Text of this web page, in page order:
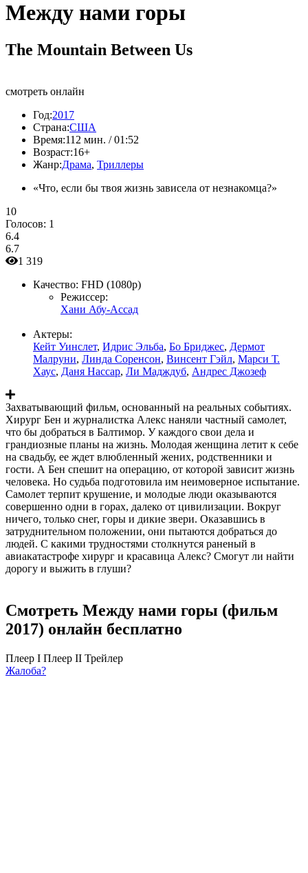
Между нами горы
The Mountain Between Us
смотреть онлайн
Год:2017
Страна:США
Время:112 мин. / 01:52
Возраст:16+
Жанр:Драма, Триллеры
«Что, если бы твоя жизнь зависела от незнакомца?»
10
Голосов: 1
6.4
6.7
1 319
Качество: FHD (1080p)
Режиссер:
Хани Абу-Ассад
Актеры:
Кейт Уинслет, Идрис Эльба, Бо Бриджес, Дермот
Малруни, Линда Соренсон, Винсент Гэйл, Марси Т.
Хаус, Даня Нассар, Ли Мадждуб, Андрес Джозеф
Захватывающий фильм, основанный на реальных событиях.
Хирург Бен и журналистка Алекс наняли частный самолет,
что бы добраться в Балтимор. У каждого свои дела и
грандиозные планы на жизнь. Молодая женщина летит к себе
на свадьбу, ее ждет влюбленный жених, родственники и
гости. А Бен спешит на операцию, от которой зависит жизнь
человека. Но судьба подготовила им неимоверное испытание.
Самолет терпит крушение, и молодые люди оказываются
совершенно одни в горах, далеко от цивилизации. Вокруг
ничего, только снег, горы и дикие звери. Оказавшись в
затруднительном положении, они пытаются добраться до
людей. С какими трудностями столкнутся раненый в
авиакатастрофе хирург и красавица Алекс? Смогут ли найти
дорогу и выжить в глуши?
Смотреть Между нами горы (фильм
2017) онлайн бесплатно
Плеер I Плеер II Трейлер
Жалоба?